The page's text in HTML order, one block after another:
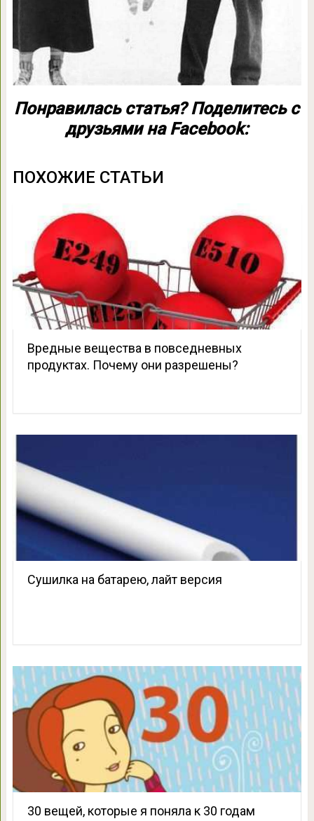
Понравилась статья? Поделитесь с
друзьями на Facebook:
ПОХОЖИЕ СТАТЬИ
Вредные вещества в повседневных
продуктах. Почему они разрешены?
Сушилка на батарею, лайт версия
30 вещей, которые я поняла к 30 годам